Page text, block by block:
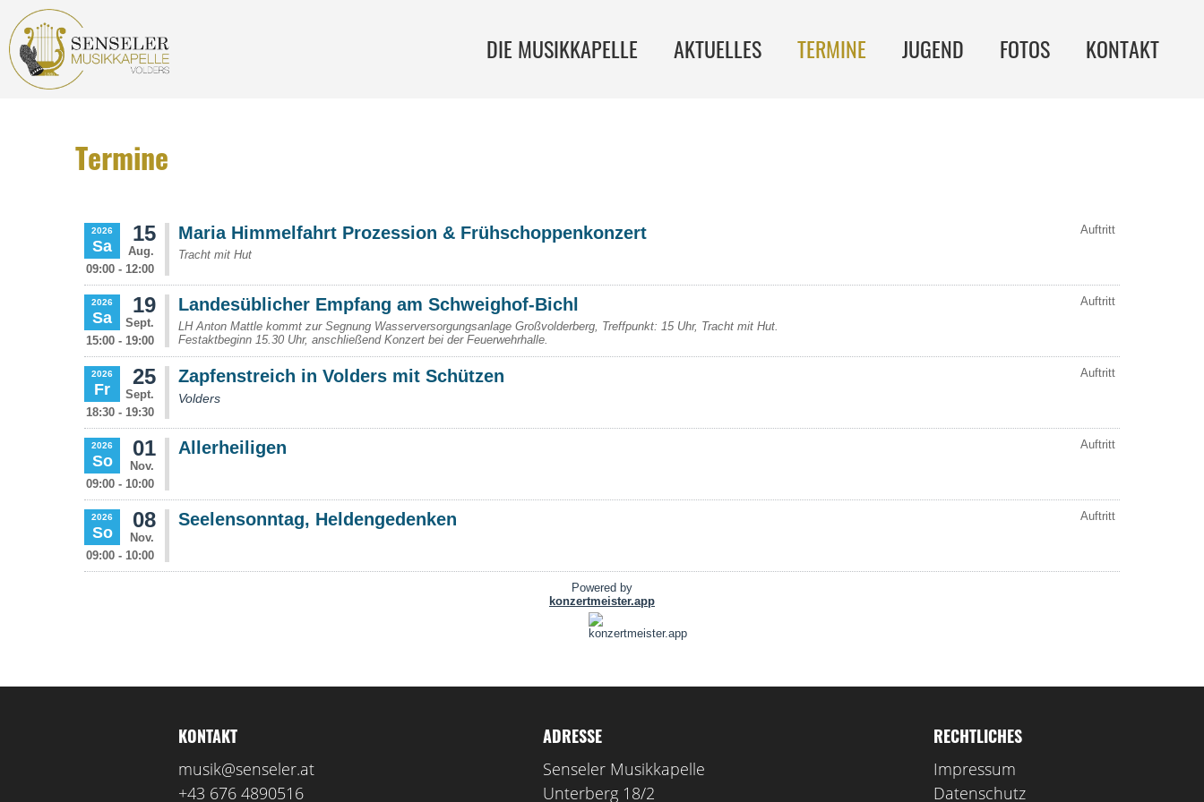
DIE MUSIKKAPELLE AKTUELLES TERMINE JUGEND FOTOS KONTAKT
Termine
KONTAKT
musik@senseler.at
+43 676 4890516
ADRESSE
Senseler Musikkapelle
Unterberg 18/2
RECHTLICHES
Impressum
Datenschutz